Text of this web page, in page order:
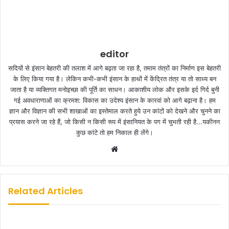
editor
सदियों से इंसान बेहतरी की तलाश में आगे बढ़ता जा रहा है, तमाम तंत्रों का निर्माण इस बेहतरी
के लिए किया गया है। लेकिन कभी-कभी इंसान के हाथों में केंद्रित तंत्र या तो साध्य बन
जाता है या व्यक्तिगत मनोइच्छा की पूर्ति का साधन। आकाशीय लोक और इसके इर्द गिर्द बुनी
गई अवधाराणाओं का क्रमश: विकास का उदेश्य इंसान के कारवां को आगे बढ़ाना है। हम
ज्ञान और विज्ञान की सभी शाखाओं का इस्तेमाल करते हुये उन कांटों को देखने और चुनने का
प्रयास करने जा रहे हैं, जो किसी न किसी रूप में इंसानियत के पग में चुभती रही है...यकीनन
कुछ कांटे तो हम निकाल ही लेंगे।
b
Related Articles